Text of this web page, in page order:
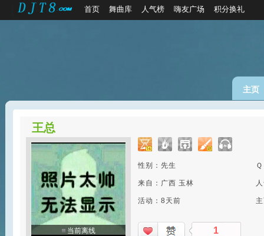
首页 舞曲库 人气榜 嗨友广场 积分换礼
主页
王总
当前离线
性别：先生
来自：广西 玉林
活动：8天前
1